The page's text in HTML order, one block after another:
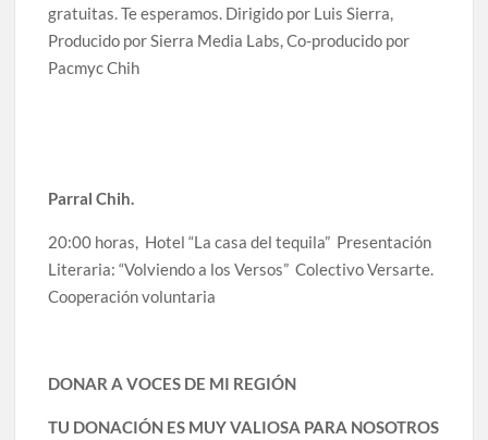
gratuitas. Te esperamos. Dirigido por Luis Sierra,
Producido por Sierra Media Labs, Co-producido por
Pacmyc Chih
Parral Chih.
20:00 horas, Hotel “La casa del tequila” Presentación
Literaria: “Volviendo a los Versos” Colectivo Versarte.
Cooperación voluntaria
DONAR A VOCES DE MI REGIÓN
TU DONACIÓN ES MUY VALIOSA PARA NOSOTROS